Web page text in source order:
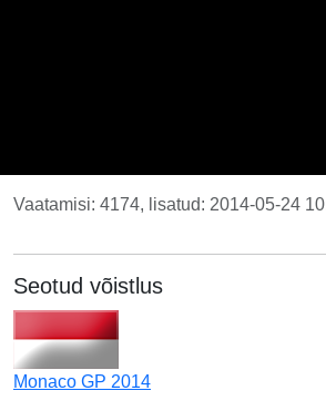
Vaatamisi: 4174, lisatud: 2014-05-24
Seotud võistlus
Monaco GP 2014